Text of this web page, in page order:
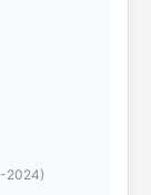
2024)